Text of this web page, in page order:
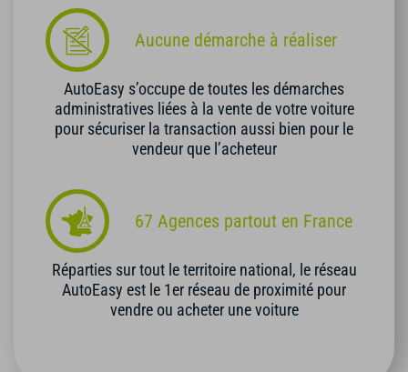
Aucune démarche à réaliser
AutoEasy s’occupe de toutes les démarches
administratives liées à la vente de votre voiture
pour sécuriser la transaction aussi bien pour le
vendeur que l’acheteur
67 Agences partout en France
Réparties sur tout le territoire national, le réseau
AutoEasy est le 1er réseau de proximité pour
vendre ou acheter une voiture